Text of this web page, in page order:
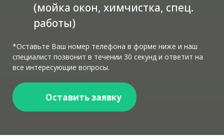
(мойка окон, химчистка, спец.
работы)
*Оставьте Ваш номер телефона в форме ниже и наш
специалист позвонит в течении 30 секунд и ответит на
все интересующие вопросы.
Оставить заявку